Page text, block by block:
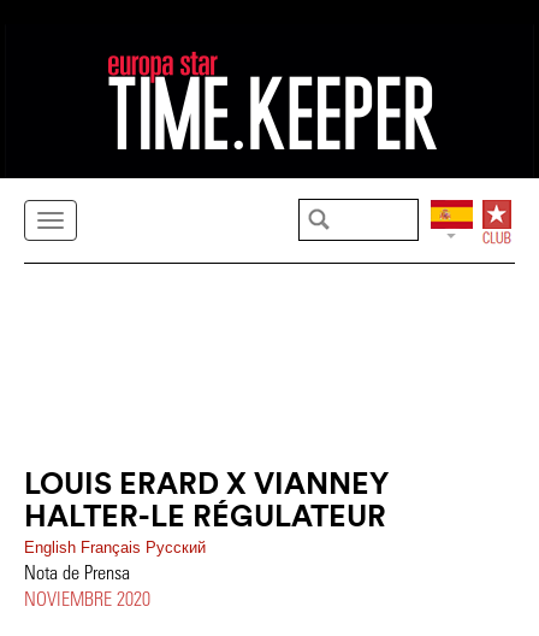
LOUIS ERARD X VIANNEY
HALTER-LE RÉGULATEUR
English Français Pусский
Nota de Prensa
NOVIEMBRE 2020